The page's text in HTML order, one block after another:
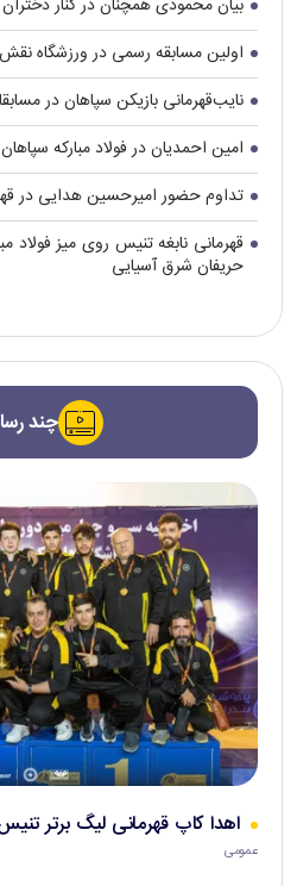
بیان محمودی همچنان در کنار دختران
اولین مسابقه رسمی در ورزشگاه
نایب‌قهرمانی بازیکن سپاهان در
امین احمدیان در فولاد مبارکه
تداوم حضور امیرحسین هدایی در
قهرمانی نابغه تنیس روی میز فولاد
حریفان شرق آسیایی
چند
اهدا کاپ قهرمانی لیگ برتر
عمومی